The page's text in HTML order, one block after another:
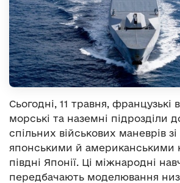
Сьогодні, 11 травня, французькі
морські та наземні підрозділи
спільних військових маневрів зі
японськими й американськими
півдні Японії. Ці міжнародні
передбачають моделювання